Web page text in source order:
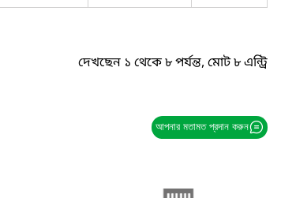
দেখছেন ১ থেকে ৮ পর্যন্ত, মোট ৮ এন্ট্রি
আপনার মতামত প্রদান করুন